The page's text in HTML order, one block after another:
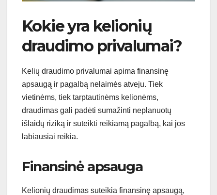
Kokie yra kelionių
draudimo privalumai?
Kelių draudimo privalumai apima finansinę
apsaugą ir pagalbą nelaimės atveju. Tiek
vietinėms, tiek tarptautinėms kelionėms,
draudimas gali padėti sumažinti neplanuotų
išlaidų riziką ir suteikti reikiamą pagalbą, kai jos
labiausiai reikia.
Finansinė apsauga
Kelionių draudimas suteikia finansinę apsaugą,